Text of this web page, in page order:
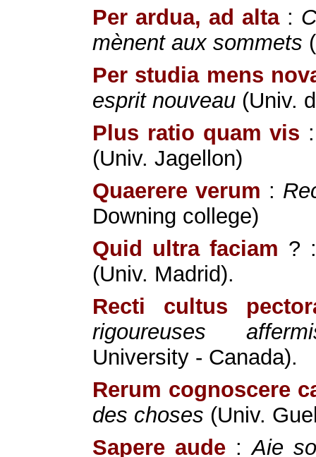
Per ardua, ad alta:
mènent aux sommets
Per studia mens
esprit nouveau (Univ.
Plus ratio quam vis
(Univ. Jagellon)
Quaerere verum :
Downing college)
Quid ultra faciam ?
(Univ. Madrid).
Recti cultus
rigoureuses
University - Canada).
Rerum cognoscere
des choses (Univ.
Sapere aude:Aie